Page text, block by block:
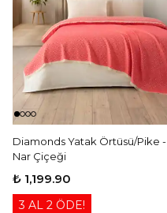
Diamonds Yatak Örtüsü/Pike -
Nar Çiçeği
₺ 1,199.90
3 AL 2 ÖDE!